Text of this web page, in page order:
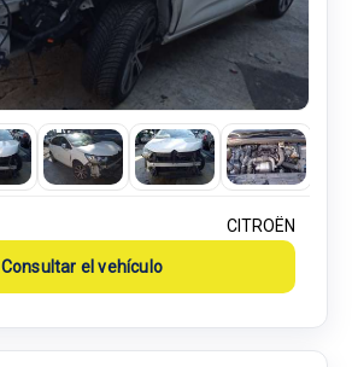
CITROËN
Consultar el vehículo